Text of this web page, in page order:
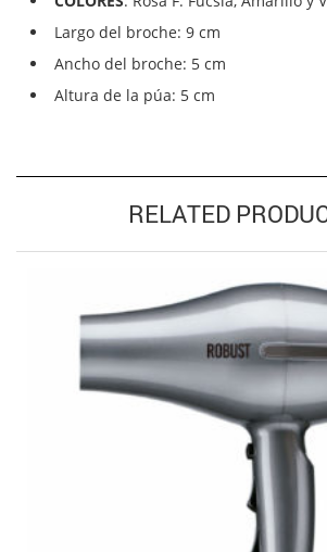
Largo del broche: 9 cm
Ancho del broche: 5 cm
Altura de la púa: 5 cm
RELATED